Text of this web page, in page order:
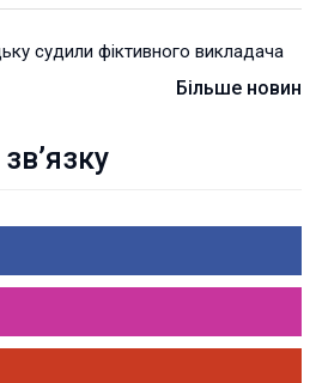
судили фіктивного викладача
Більше новин